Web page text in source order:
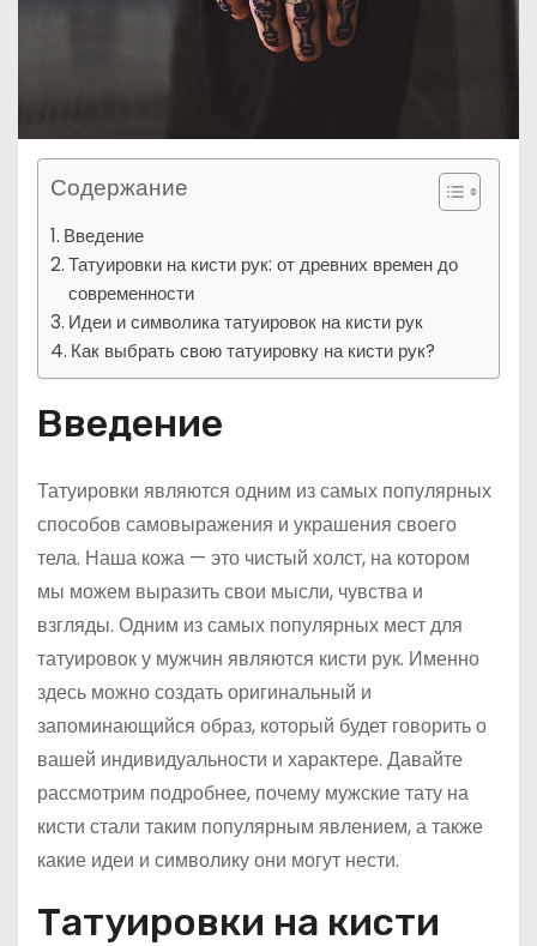
Содержание
Введение
Татуировки на кисти рук: от древних времен до
современности
Идеи и символика татуировок на кисти рук
Как выбрать свою татуировку на кисти рук?
Введение
Татуировки являются одним из самых популярных
способов самовыражения и украшения своего
тела. Наша кожа — это чистый холст, на котором
мы можем выразить свои мысли, чувства и
взгляды. Одним из самых популярных мест для
татуировок у мужчин являются кисти рук. Именно
здесь можно создать оригинальный и
запоминающийся образ, который будет говорить о
вашей индивидуальности и характере. Давайте
рассмотрим подробнее, почему мужские тату на
кисти стали таким популярным явлением, а также
какие идеи и символику они могут нести.
Татуировки на кисти